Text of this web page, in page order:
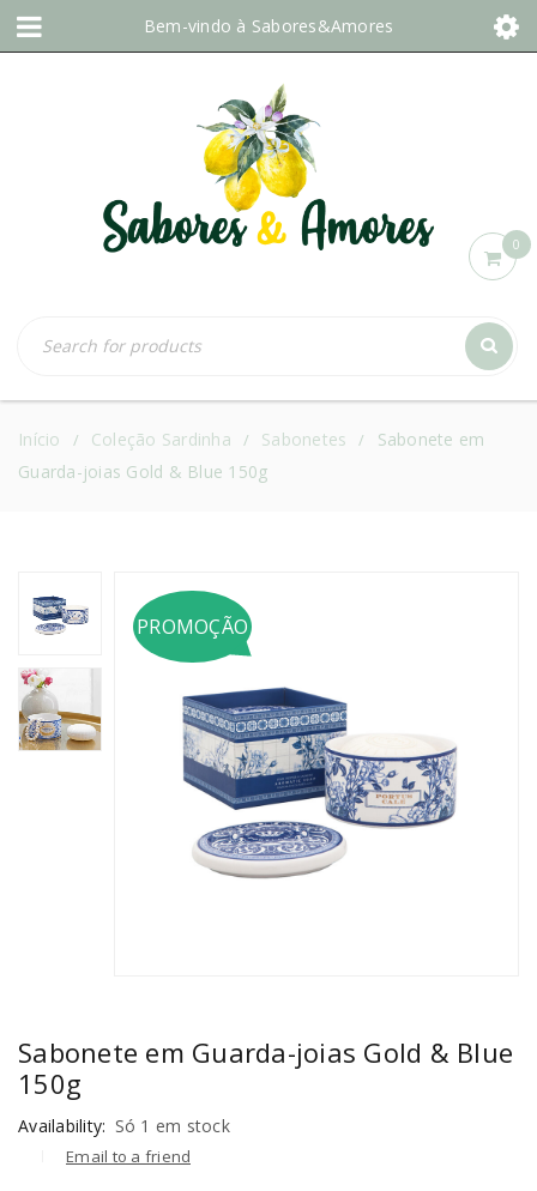
Bem-vindo à Sabores&Amores
0
Início / Coleção Sardinha / Sabonetes /
Sabonete em
Guarda-joias Gold & Blue 150g
PROMOÇÃO
Sabonete em Guarda-joias Gold & Blue
150g
Availability: Só 1 em stock
Email to a friend